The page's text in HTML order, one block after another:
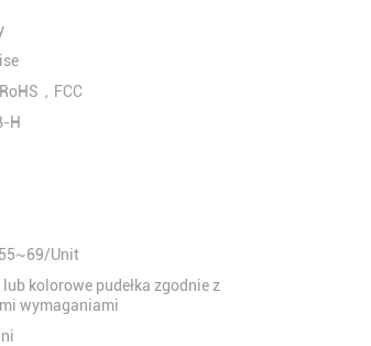
，FCC
H
Unit
lub kolorowe pudełka zgodnie z
wymaganiami